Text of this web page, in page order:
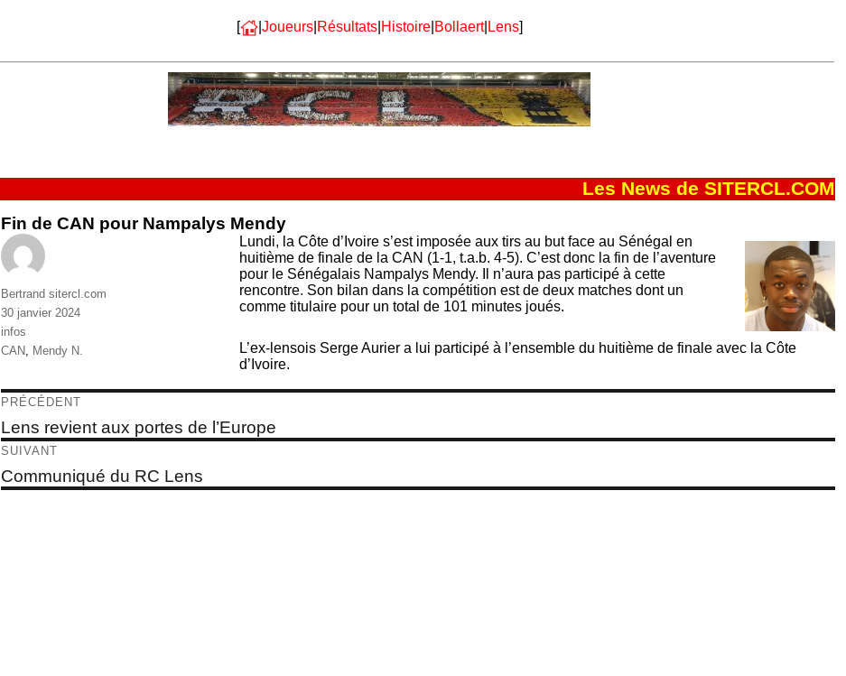
[ | Joueurs| Résultats| Histoire| Bollaert| Lens]
Les News de SITERCL.COM
Fin de CAN pour Nampalys Mendy
Lundi, la Côte d’Ivoire s’est imposée aux tirs au but face au Sénégal en
huitième de finale de la CAN (1-1, t.a.b. 4-5). C’est donc la fin de l’aventure
pour le Sénégalais Nampalys Mendy. Il n’aura pas participé à cette
rencontre. Son bilan dans la compétition est de deux matches dont un
comme titulaire pour un total de 101 minutes joués.
L’ex-lensois Serge Aurier a lui participé à l’ensemble du huitième de finale avec la Côte
d’Ivoire.
Auteur
Bertrand sitercl.com
Publié
le
30 janvier 2024
Catégories
infos
Étiquettes
CAN, Mendy N.
Navigation
de
l’article
PRÉCÉDENT
Article
précédent :
Lens revient aux portes de l’Europe
SUIVANT
Article
suivant :
Communiqué du RC Lens